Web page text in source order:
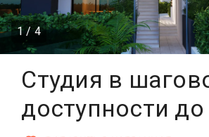
1 / 4
Студия в
доступности